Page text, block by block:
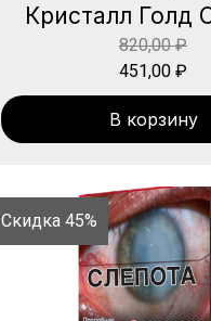
Кристалл Голд
820,00₽
451,00 ₽
В корзину
Скидка 45%